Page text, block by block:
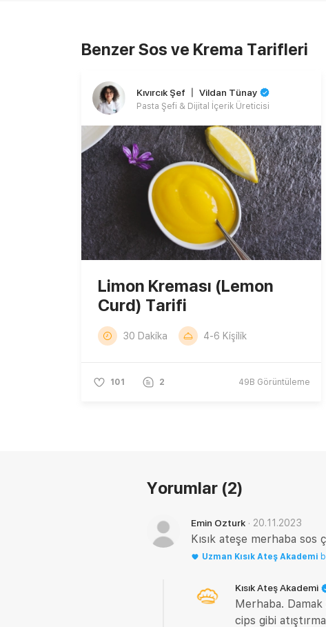
Benzer Sos ve Krema Tarifleri
Kıvırcık Şef 〡 Vildan Tünay
Pasta Şefi & Dijital İçerik Üreticisi
Limon Kreması (Lemon
Curd) Tarifi
30 Dakika 4-6 Kişilik
101 2 49B Görüntüleme
Yorumlar (2)
Emin Ozturk · 20.11.2023
Kısık ateşe merhaba sos
Uzman Kısık Ateş Akademi
Kısık Ateş Akademi
Merhaba.
cips gibi